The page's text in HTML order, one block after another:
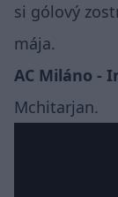
si gólový
mája.
AC Miláno -
Mchitarjan.